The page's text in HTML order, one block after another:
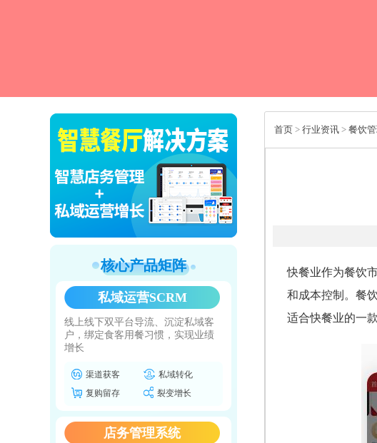
核心产品矩阵
私域运营SCRM
线上线下双平台导流、沉淀私域客
户，绑定食客用餐习惯，实现业绩
增长
渠道获客
私域转化
复购留存
裂变增长
店务管理系统
首页 > 行业资讯 > 餐饮
快餐业作为餐饮
和成本控制。餐
适合快餐业的一